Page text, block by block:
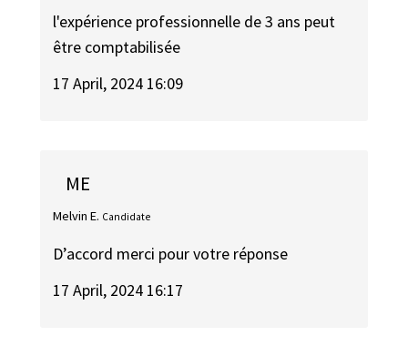
l'expérience professionnelle de 3 ans peut
être comptabilisée
17 April, 2024 16:09
ME
Melvin E. Candidate
D’accord merci pour votre réponse
17 April, 2024 16:17